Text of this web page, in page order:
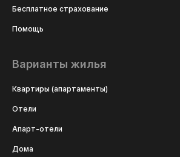
Бесплатное страхование
Помощь
Варианты жилья
Квартиры (апартаменты)
Отели
Апарт-отели
Дома